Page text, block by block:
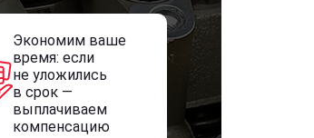
Экономим ваше
время: если
не уложились
в срок —
выплачиваем
компенсацию